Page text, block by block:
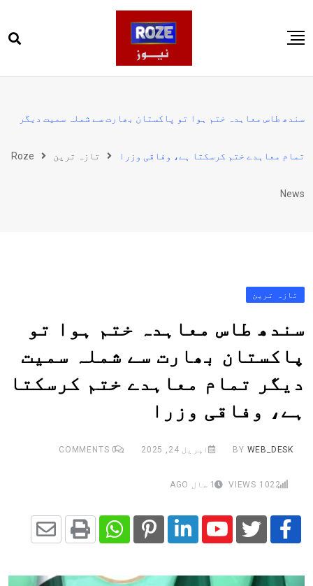
to
پاکستان
کھیل
ویڈیوز
سندھ طاس معاہدہ ختم ہوا تو پاکستان بھارت سے شملہ سمیت دیگر
تمام معاہدے ختم کرسکتا ہے، وفاقی وزرا تازہ ترین Roze
News
تازہ ترین
سندھ طاس معاہدہ ختم ہوا تو
پاکستان بھارت سے شملہ سمیت
دیگر تمام معاہدے ختم کرسکتا
ہے، وفاقی وزرا
BY WEB_DESK اپریل 24, 2025 0
1022 1 سال AGO
Youtube
LinkedIn
Pinterest
Whatsapp
Print
via